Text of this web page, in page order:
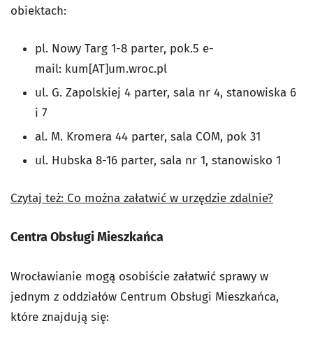
obiektach:
pl. Nowy Targ 1-8 parter, pok.5 e-
mail: kum[AT]um.wroc.pl
ul. G. Zapolskiej 4 parter, sala nr 4, stanowiska 6
i 7
al. M. Kromera 44 parter, sala COM, pok 31
ul. Hubska 8-16 parter, sala nr 1, stanowisko 1
Czytaj też: Co można załatwić w urzędzie zdalnie?
Centra Obsługi Mieszkańca
Wrocławianie mogą osobiście załatwić sprawy w
jednym z oddziałów Centrum Obsługi Mieszkańca,
które znajdują się: